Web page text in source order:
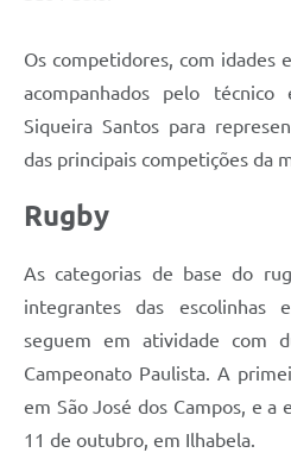
Os competidores, com idades
acompanhados pelo
Siqueira Santos para
das principais competições da
Rugby
As categorias de base do
integrantes das escolinhas
seguem em atividade com
Campeonato Paulista. A
em São José dos Campos, e a
11 de outubro, em Ilhabela.